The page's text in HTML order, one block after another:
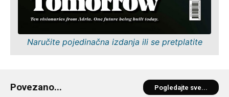
Naručite pojedinačna izdanja ili se pretplatite
Povezano... Pogledajte sve...